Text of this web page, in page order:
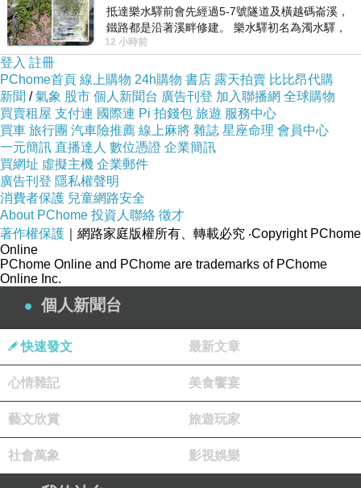
仰之彌高 鑽之彌堅
路絕對不會平坦 能在跌跌撞撞萬般折騰後 堅持
不悔愈挫愈勇的人 得道
我 看看就好
(真烏龜 這又誣衊我家烏龜了 XD)
*
抵達樂水驛前會先經過5-7號隧道及橫越碼崙溪，
鐵路都是沿著溪畔修建。 樂水驛初名為濁水驛，
但因與臺鐵集集線車站同名，於1953
12 小時前
登入 註冊
PChome首頁 線上購物 24h購物 書店 露天拍賣 比比昂代購
新聞 /氣象 股市 個人新聞台 廣告刊登 加入聯播網 全球購物
買賣租屋 支付連 國際連 Pi 拍錢包 旅遊 服務中心
買車 旅行團 汽車險推薦 線上麻將 雜誌 星座命理 會員中心
一元簡訊 直播達人 數位憑證 企業簡訊
買網址 虛擬主機 企業郵件
廣告刊登 隱私權聲明
消費者保護 兒童網路安全
About PChome 投資人聯絡 徵才
著作權保護 ｜網路家庭版權所有、轉載必究 ‧Copyright PChome
Online
PChome Online and PChome are trademarks of PChome
Online Inc.
個人新聞台
快速發文 最新文章
心情雜記 美食饗宴
藝文欣賞 旅遊玩家
社會萬象 影視娛樂